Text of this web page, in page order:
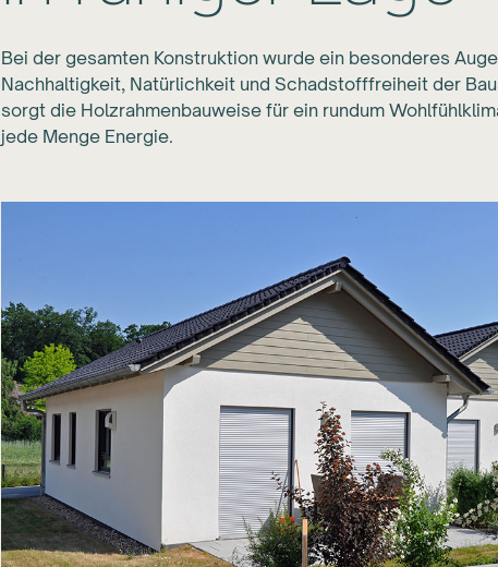
Bei der gesamten Konstruktion wurde ein besonderes
Nachhaltigkeit, Natürlichkeit und Schadstofffreiheit der
sorgt die Holzrahmenbauweise für ein rundum
jede Menge Energie.